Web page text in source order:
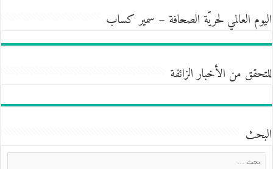
اليوم العالمي لحريّة الصحافة – سمير كساب
للتحقق من الأخبار الزائفة
البحث